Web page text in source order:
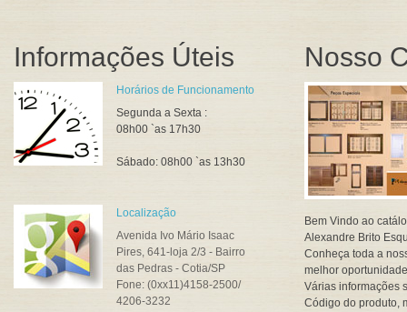
Informações Úteis
Horários de Funcionamento
Segunda a Sexta :
08h00 `as 17h30
Sábado: 08h00 `as 13h30
Localização
Avenida Ivo Mário Isaac
Pires, 641-loja 2/3 - Bairro
das Pedras - Cotia/SP
Fone: (0xx11)4158-2500/
4206-3232
Nosso
Bem Vindo ao
Alexandre Brito
Conheça toda a
melhor
Várias informações
Código do produto,